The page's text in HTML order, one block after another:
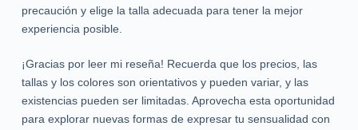
precaución y elige la talla adecuada para tener la mejor
experiencia posible.
¡Gracias por leer mi reseña! Recuerda que los precios, las
tallas y los colores son orientativos y pueden variar, y las
existencias pueden ser limitadas. Aprovecha esta oportunidad
para explorar nuevas formas de expresar tu sensualidad con